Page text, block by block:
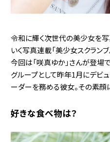
令和に輝く次世代の美少女を
いく写真連載「美少女スクランブ
今回は「咲真ゆか」さんが登場
グループとして昨年1月にデビ
ーダーを務める彼女。その素顔
好きな食べ物は？